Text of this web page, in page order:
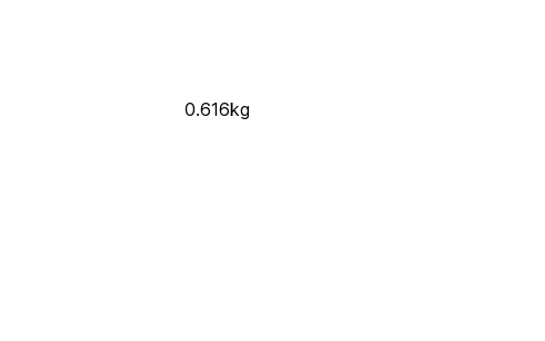
0.616kg